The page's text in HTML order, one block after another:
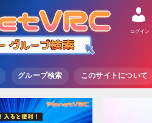
グループ検索 このサイトについて
ログイン